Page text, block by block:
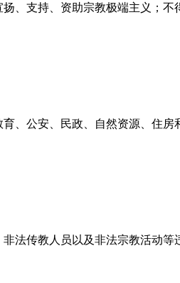
、支持、资助宗教极端主义；
、公安、民政、自然资源、住
传教人员以及非法宗教活动等